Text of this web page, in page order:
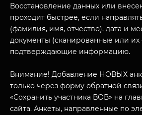
О НАС
Восстановление данных или
проходит быстрее, если
(фамилия, имя, отчество), дата и
документы (сканированные или их
подтверждающие информацию.
Внимание! Добавление НОВЫХ
только через форму обратной
«Сохранить участника ВОВ» на
сайта. Анкеты, направленные по